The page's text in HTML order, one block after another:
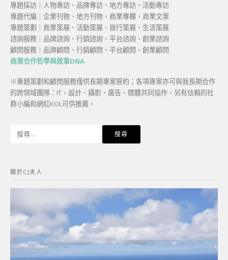
專題採訪｜人物專訪、品牌專訪、地方專訪、活動專訪
專題代編｜企業刊物、地方刊物、商業專欄、商業文案
專題策劃｜商業策展、活動策展、旅行策展、生活策展
諮詢服務｜品牌諮詢、行銷諮詢、平台諮詢、創業諮詢
顧問服務｜品牌顧問、行銷顧問、平台顧問、創業顧問
商業合作哲學與敘事DNA
※專題策劃和顧問服務僅供長期專案簽約；各項專案亦可與我長期合作
的跨領域團隊：IT、設計、攝影、廣告、媒體共同協作，另有信賴的社
群小編和網紅KOL可供推薦。
字:
關於CJ夫人